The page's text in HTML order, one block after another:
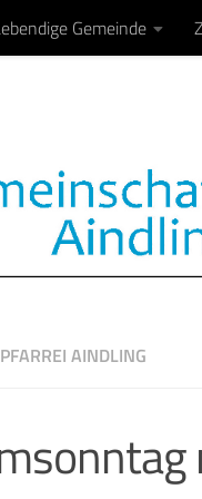
Gemeinde
PFARREI AINDLING